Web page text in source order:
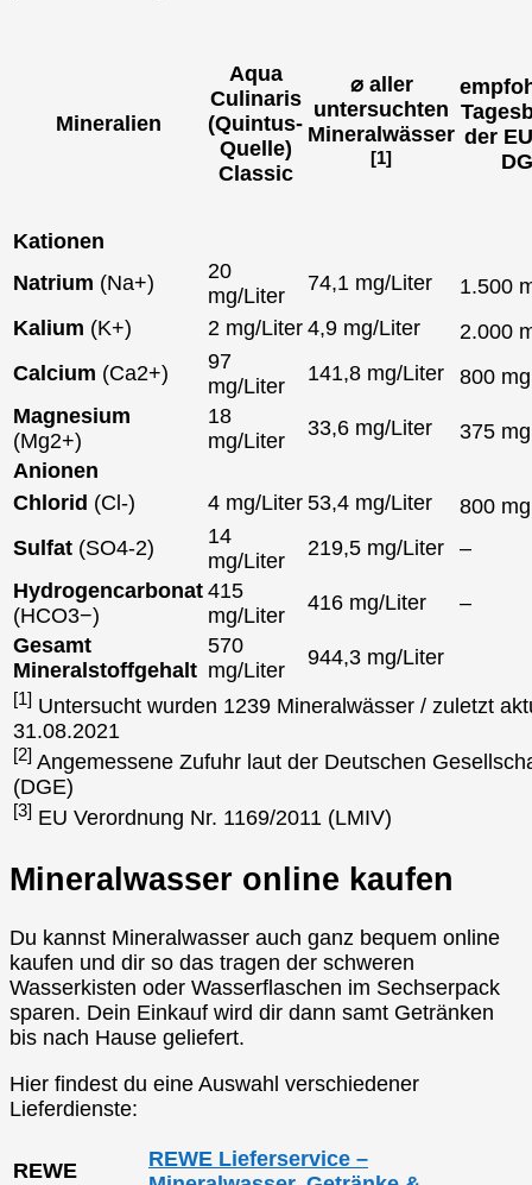
Mineralien
Aqua
Culinaris
(Quintus-
Quelle)
Classic
⌀ aller
untersuchten
Mineralwässer
[1]
der
Kationen
Natrium (Na+)
20
mg/Liter
74,1 mg/Liter
1.500
Kalium (K+) 2 mg/Liter 4,9 mg/Liter
2.000
Calcium (Ca2+)
97
mg/Liter
141,8 mg/Liter
800
Magnesium
(Mg2+)
18
mg/Liter
33,6 mg/Liter
375
Anionen
Chlorid (Cl-) 4 mg/Liter 53,4 mg/Liter
800
Sulfat (SO4-2)
14
mg/Liter
219,5 mg/Liter
–
Hydrogencarbonat
(HCO3−)
415
mg/Liter
416 mg/Liter
–
Gesamt
Mineralstoffgehalt
570
mg/Liter
944,3 mg/Liter
[1] Untersucht wurden 1239 Mineralwässer / zuletzt
31.08.2021
[2] Angemessene Zufuhr laut der Deutschen
(DGE)
[3] EU Verordnung Nr. 1169/2011 (LMIV)
Mineralwasser online kaufen
Du kannst Mineralwasser auch ganz bequem online
kaufen und dir so das tragen der schweren
Wasserkisten oder Wasserflaschen im Sechserpack
sparen. Dein Einkauf wird dir dann samt Getränken
bis nach Hause geliefert.
Hier findest du eine Auswahl verschiedener
Lieferdienste:
REWE
REWE Lieferservice –